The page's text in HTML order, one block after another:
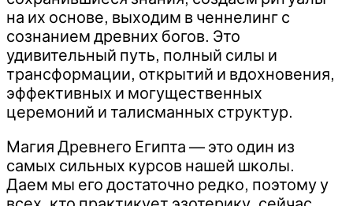
на их основе, выходим в ченнелинг с
сознанием древних богов. Это
удивительный путь, полный силы и
трансформации, открытий и вдохновения,
эффективных и могущественных
церемоний и талисманных структур.
Магия Древнего Египта — это один из
самых сильных курсов нашей школы.
Даем мы его достаточно редко, поэтому у